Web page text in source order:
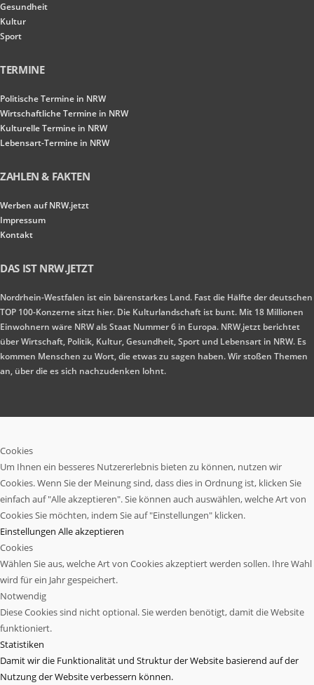
Gesundheit
Kultur
Sport
TERMINE
Politische Termine in NRW
Wirtschaftliche Termine in NRW
Kulturelle Termine in NRW
Lebensart-Termine in NRW
ZAHLEN & FAKTEN
Werben auf NRW.jetzt
Impressum
Kontakt
DAS IST NRW.JETZT
Nordrhein-Westfalen ist ein bärenstarkes Land. Fast die Hälfte der deutschen
TOP 100-Konzerne sitzt hier. Die Kulturlandschaft ist bunt. Mit 18 Millionen
Einwohnern wäre NRW als Staat Nummer 6 in Europa. NRW.jetzt berichtet
über Wirtschaft, Politik, Kultur, Gesundheit, Sport und Lebensart in NRW. Es
kommen Menschen zu Wort, die etwas zu sagen haben. Wir stoßen Themen
an, über die es sich nachzudenken lohnt.
Cookies
Um Ihnen ein besseres Nutzererlebnis bieten zu können, nutzen wir
Cookies. Wenn Sie der Meinung sind, dass dies in Ordnung ist, klicken Sie
einfach auf "Alle akzeptieren". Sie können auch auswählen, welche Art von
Cookies Sie möchten, indem Sie auf "Einstellungen" klicken.
Einstellungen Alle akzeptieren
Cookies
Wählen Sie aus, welche Art von Cookies akzeptiert werden sollen. Ihre Wahl
wird für ein Jahr gespeichert.
Notwendig
Diese Cookies sind nicht optional. Sie werden benötigt, damit die Website
funktioniert.
Statistiken
Damit wir die Funktionalität und Struktur der Website basierend auf der
Nutzung der Website verbessern können.